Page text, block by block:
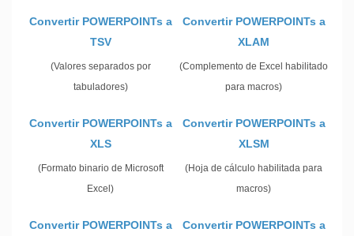
Convertir POWERPOINTs a
TSV
(Valores separados por
tabuladores)
Convertir POWERPOINTs a
XLAM
(Complemento de Excel habilitado
para macros)
Convertir POWERPOINTs a
XLS
(Formato binario de Microsoft
Excel)
Convertir POWERPOINTs a
XLSM
(Hoja de cálculo habilitada para
macros)
Convertir POWERPOINTs a
Convertir POWERPOINTs a